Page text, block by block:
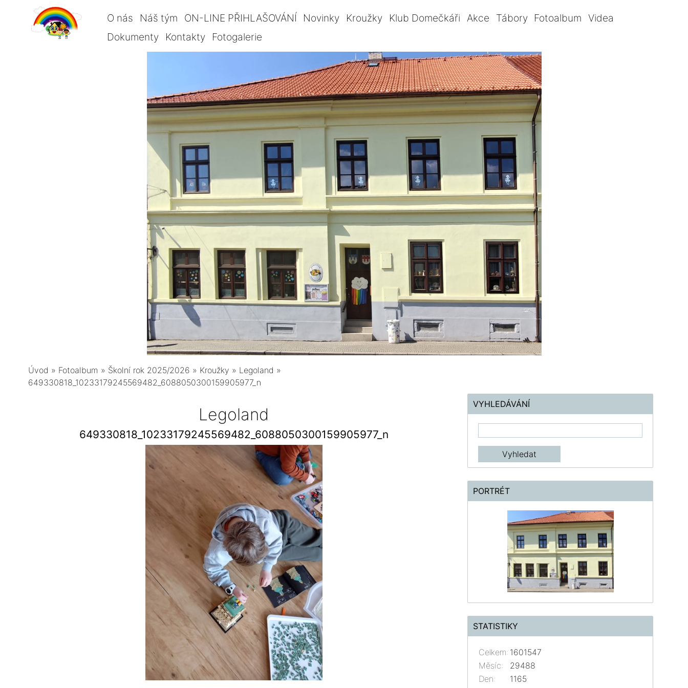
O nás Náš tým ON-LINE PŘIHLAŠOVÁNÍ Novinky Kroužky Klub Domečkáři Akce Tábory Fotoalbum Videa
Dokumenty
Kontakty Fotogalerie
Úvod » Fotoalbum » Školní rok 2025/2026 » Kroužky » Legoland »
649330818_10233179245569482_6088050300159905977_n
Legoland
649330818_10233179245569482_6088050300159905977_n
VYHLEDÁVÁNÍ
PORTRÉT
STATISTIKY
Celkem: 1601547
Měsíc:
29488
Den:
1165